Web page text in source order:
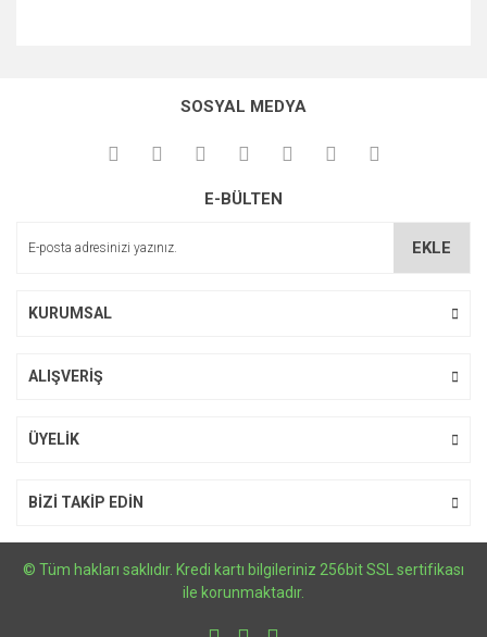
kullanarak tarafımıza iletebilirsiniz.
Görüş ve önerileriniz için teşekkür ederiz.
Ürün açıklamasında eksik bilgiler bulunuyor.
SOSYAL MEDYA
E-BÜLTEN
EKLE
KURUMSAL
ALIŞVERİŞ
ÜYELİK
BİZİ TAKİP EDİN
© Tüm hakları saklıdır. Kredi kartı bilgileriniz 256bit SSL sertifikası
ile korunmaktadır.